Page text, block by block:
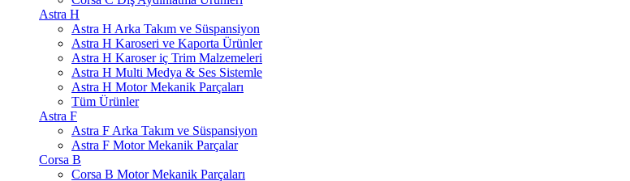
Astra H
Astra H Arka Takım ve Süspansiyon
Astra H Karoseri ve Kaporta Ürünler
Astra H Karoser iç Trim Malzemeleri
Astra H Multi Medya & Ses Sistemle
Astra H Motor Mekanik Parçaları
Tüm Ürünler
Astra F
Astra F Arka Takım ve Süspansiyon
Astra F Motor Mekanik Parçalar
Corsa B
Corsa B Motor Mekanik Parçaları